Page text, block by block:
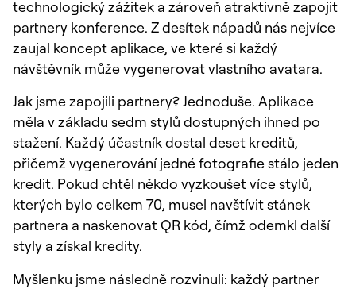
technologický zážitek a zároveň atraktivně zapojit
partnery konference. Z desítek nápadů nás nejvíce
zaujal koncept aplikace, ve které si každý
návštěvník může vygenerovat vlastního avatara.
Jak jsme zapojili partnery? Jednoduše. Aplikace
měla v základu sedm stylů dostupných ihned po
stažení. Každý účastník dostal deset kreditů,
přičemž vygenerování jedné fotografie stálo jeden
kredit. Pokud chtěl někdo vyzkoušet více stylů,
kterých bylo celkem 70, musel navštívit stánek
partnera a naskenovat QR kód, čímž odemkl další
styly a získal kredity.
Myšlenku jsme následně rozvinuli: každý partner